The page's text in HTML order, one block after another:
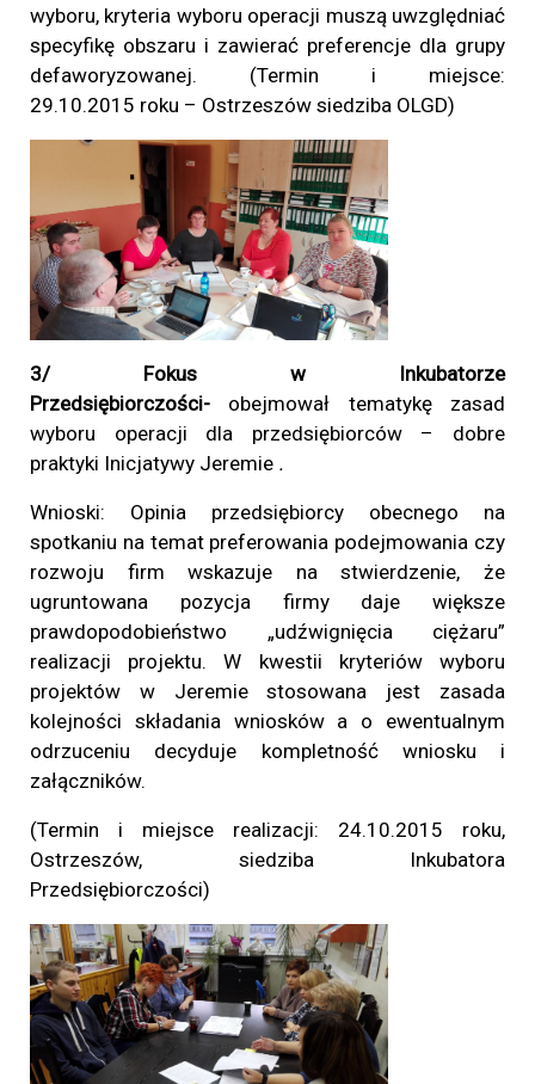
wyboru, kryteria wyboru operacji muszą uwzględniać
specyfikę obszaru i zawierać preferencje dla grupy
defaworyzowanej. (Termin i miejsce:
29.10.2015 roku – Ostrzeszów siedziba OLGD)
3/ Fokus w Inkubatorze
Przedsiębiorczości- obejmował tematykę zasad
wyboru operacji dla przedsiębiorców – dobre
praktyki Inicjatywy Jeremie .
Wnioski: Opinia przedsiębiorcy obecnego na
spotkaniu na temat preferowania podejmowania czy
rozwoju firm wskazuje na stwierdzenie, że
ugruntowana pozycja firmy daje większe
prawdopodobieństwo „udźwignięcia ciężaru”
realizacji projektu. W kwestii kryteriów wyboru
projektów w Jeremie stosowana jest zasada
kolejności składania wniosków a o ewentualnym
odrzuceniu decyduje kompletność wniosku i
załączników.
(Termin i miejsce realizacji: 24.10.2015
roku,
Ostrzeszów, siedziba Inkubatora
Przedsiębiorczości)